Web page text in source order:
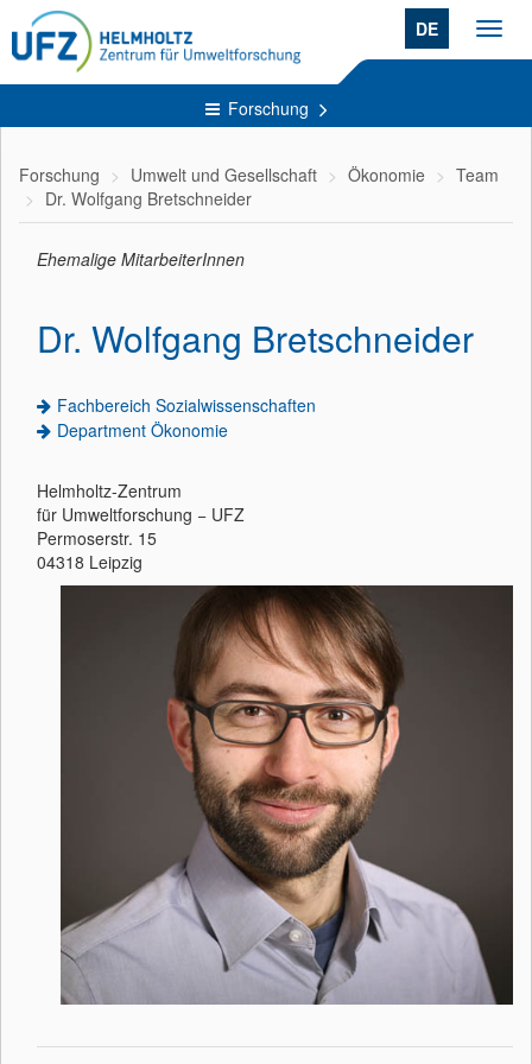
DE
Forschung
Forschung Umwelt und Gesellschaft Ökonomie
Team
Dr. Wolfgang Bretschneider
Ehemalige MitarbeiterInnen
Dr. Wolfgang Bretschneider
Fachbereich Sozialwissenschaften
Department Ökonomie
Helmholtz-Zentrum
für Umweltforschung − UFZ
Permoserstr. 15
04318 Leipzig